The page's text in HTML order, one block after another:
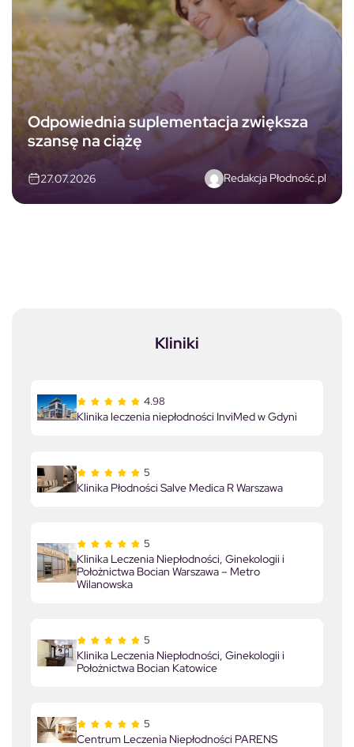
Odpowiednia suplementacja zwiększa
szansę na ciążę
27.07.2026 Redakcja Płodność.pl
Kliniki
4.98
Klinika leczenia niepłodności InviMed w Gdyni
5
Klinika Płodności Salve Medica R Warszawa
5
Klinika Leczenia Niepłodności, Ginekologii i
Położnictwa Bocian Warszawa – Metro
Wilanowska
5
Klinika Leczenia Niepłodności, Ginekologii i
Położnictwa Bocian Katowice
5
Centrum Leczenia Niepłodności PARENS